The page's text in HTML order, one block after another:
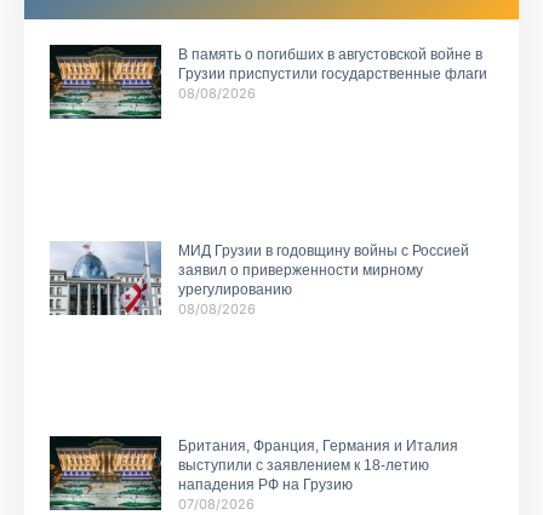
В память о погибших в августовской войне в
Грузии приспустили государственные флаги
08/08/2026
МИД Грузии в годовщину войны с Россией
заявил о приверженности мирному
урегулированию
08/08/2026
Британия, Франция, Германия и Италия
выступили с заявлением к 18-летию
нападения РФ на Грузию
07/08/2026